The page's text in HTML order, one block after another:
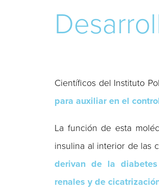
Científicos del Instituto
para auxiliar en el
La función de esta
insulina al interior de las
derivan de la diabetes
renales y de